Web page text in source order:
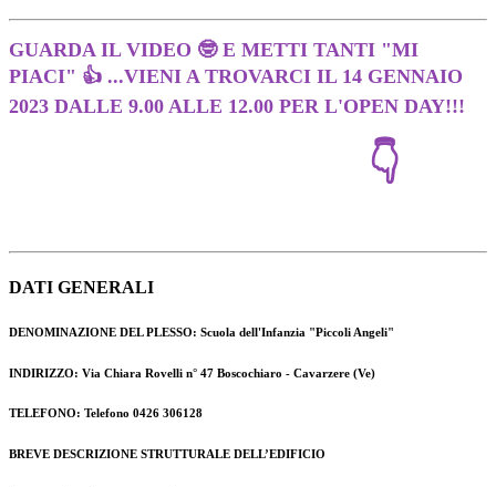
GUARDA IL VIDEO 🤓 E METTI TANTI "MI
PIACI" 👍 ...VIENI A TROVARCI IL 14 GENNAIO
2023 DALLE 9.00 ALLE 12.00 PER L'OPEN DAY!!!
👇
DATI GENERALI
DENOMINAZIONE DEL PLESSO: Scuola dell'Infanzia "Piccoli Angeli"
INDIRIZZO: Via Chiara Rovelli n° 47 Boscochiaro - Cavarzere (Ve)
TELEFONO: Telefono 0426 306128
BREVE DESCRIZIONE STRUTTURALE DELL’EDIFICIO